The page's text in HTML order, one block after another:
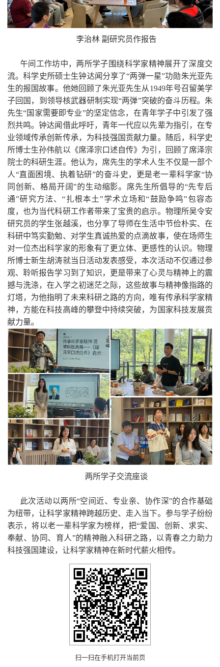
李治林 副研究员作报告
午间工作坊中，两所学子围绕科学家精神展开了深度交
流。科学史所硕士生钟达闻分享了“两弹一星”功勋朱光亚先
生的报国故事。他她回顾了朱光亚先生从 1949年号召留美学
子回国，到领导核武器研制实现“两弹”突破的奋斗历程。朱
先生“国家需要即专业”的坚定信念，在青年学子中引发了强
烈共鸣。钟达闻借此呼吁，青年一代应以先辈为指引，在专
业领域传承创新传承，为科技强国贡献力量。随后，科学史
所博士生孙伟航以《席泽宗口述自传》为引，回顾了席泽宗
院士的科研生涯。他认为，席先生的学术人生不仅是一部个
人“直面困境、执着钻研”的奋斗史，更是老一辈科学家“协
同创新、格局开阔”的生动缩影。席先生所倡导的“先专后
通”研究方法、“扎根本土”学术立场和“鼓励争鸣”包容态
度，也为当代科研工作者带来了宝贵的启示。物理所吴令安
研究员的学生张越溪，也分享了导师在生活中节俭朴实、在
科研中笃实勤勉、对学生真诚热爱的点滴故事，使在场师生
对一位杰出科学家的形象有了更立体、更感性的认识。物理
所博士新生胡涛就当日活动发表感受，本次活动不仅通过参
观、聆听报告学习到了知识，更是带来了心灵与精神上的震
撼与洗涤，在入学之初迷茫之际，这些故事与精神像指路的
灯塔，为他指明了未来科研之路的方向，唯有传承科学家精
神，方能在科技高峰的攀登中持续突破，为国家科技发展贡
献力量。
两所学子交流座谈
此次活动以两所“空间近、专业亲、协作深”的合作基础
为纽带，让科学家精神跨越历史、走入当下。参与学子纷纷
表示，将以老一辈科学家为榜样，把“爱国、创新、求实、
奉献、协同、育人”的精神融入科研之路，以青春之力助力
科技强国建设，让科学家精神在新时代薪火相传。
扫一扫在手机打开当前页